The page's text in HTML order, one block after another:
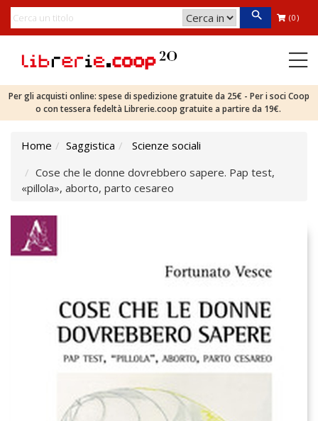
(0)
Per gli acquisti online: spese di spedizione gratuite da 25€ - Per i soci Coop
o con tessera fedeltà Librerie.coop gratuite a partire da 19€.
Home Saggistica
Scienze sociali
Cose che le donne dovrebbero sapere. Pap test,
«pillola», aborto, parto cesareo